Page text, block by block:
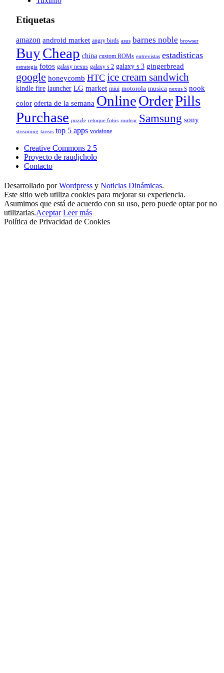
Etiquetas
amazon android market angry birds asus barnes noble browser
BuyCheap china custom ROMs entrevistas estadisticas
estrategia fotos galaxy nexus galaxy s 2 galaxy s 3 gingerbread
google honeycomb HTC ice cream sandwich
kindle fire launcher LG market miui motorola musica nexus S nook
color oferta de la semana OnlineOrderPills
Purchase puzzle retoque fotos rootear Samsung sony
streaming tareas top 5 apps vodafone
Creative Commons 2.5
Proyecto de raudjcholo
Contacto
Desarrollado porWordpress y Noticias Dinámicas.
Este sitio web utiliza cookies para mejorar su experiencia.
Asumimos que está de acuerdo con su uso, pero puede optar por no
utilizarlas.Aceptar Leer más
Política de Privacidad de Cookies